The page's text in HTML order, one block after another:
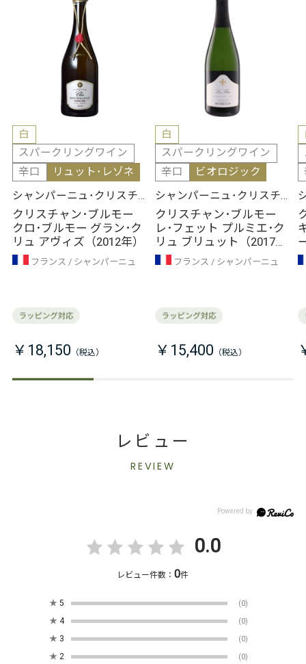
白
スパークリングワイン
辛口
リュット･レゾネ
シャンパーニュ･クリスチ
ャン･ブルモー
クリスチャン･ブルモー
クロ･ブルモー グラン･ク
リュ アヴィズ（2012年）
フランス シャンパーニュ
￥18,150
白
スパークリングワイン
辛口
ビオロジック
シャンパーニュ･クリスチ
ャン･ブルモー
クリスチャン･ブルモー
レ･フェット プルミエ･ク
リュ ブリュット（2017
年）フランス シャンパーニュ
￥15,400
レビュー
REVIEW
0.0
レビュー件数：0件
★ 5 (0)
★ 4 (0)
★ 3 (0)
★ 2 (0)